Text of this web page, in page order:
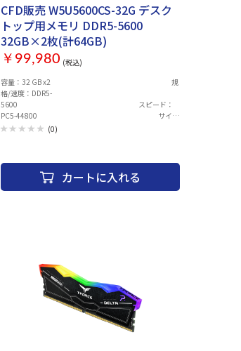
CFD販売 W5U5600CS-32G デスク
トップ用メモリ DDR5-5600
32GB×2枚(計64GB)
￥99,980 (税込)
容量：32 GB x2 規
格/速度：DDR5-
5600 スピード：
PC5-44800 サイ
ズ：UDIMM 応答速
(0)
カートに入れる